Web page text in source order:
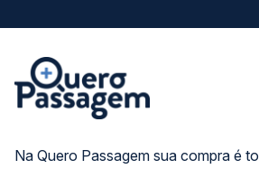
Na Quero Passagem sua compra é